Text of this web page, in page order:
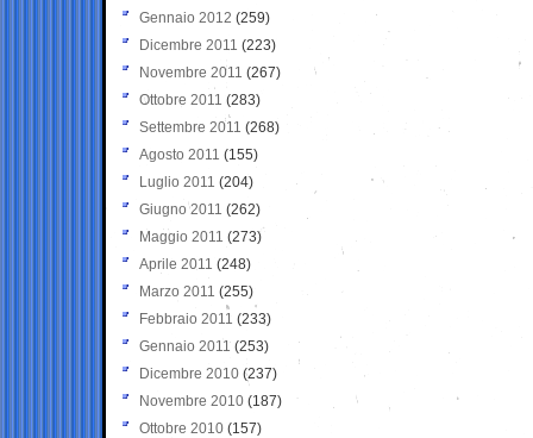
Gennaio 2012 (259)
Dicembre 2011 (223)
Novembre 2011 (267)
Ottobre 2011 (283)
Settembre 2011 (268)
Agosto 2011 (155)
Luglio 2011 (204)
Giugno 2011 (262)
Maggio 2011 (273)
Aprile 2011 (248)
Marzo 2011 (255)
Febbraio 2011 (233)
Gennaio 2011 (253)
Dicembre 2010 (237)
Novembre 2010 (187)
Ottobre 2010 (157)